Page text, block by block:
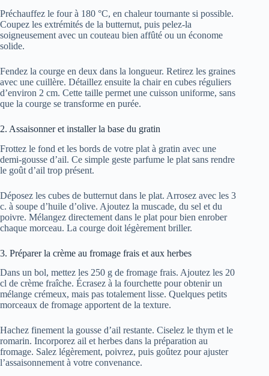
Préchauffez le four à 180 °C, en chaleur tournante si possible.
Coupez les extrémités de la butternut, puis pelez-la
soigneusement avec un couteau bien affûté ou un économe
solide.
Fendez la courge en deux dans la longueur. Retirez les graines
avec une cuillère. Détaillez ensuite la chair en cubes réguliers
d’environ 2 cm. Cette taille permet une cuisson uniforme, sans
que la courge se transforme en purée.
2. Assaisonner et installer la base du gratin
Frottez le fond et les bords de votre plat à gratin avec une
demi-gousse d’ail. Ce simple geste parfume le plat sans rendre
le goût d’ail trop présent.
Déposez les cubes de butternut dans le plat. Arrosez avec les 3
c. à soupe d’huile d’olive. Ajoutez la muscade, du sel et du
poivre. Mélangez directement dans le plat pour bien enrober
chaque morceau. La courge doit légèrement briller.
3. Préparer la crème au fromage frais et aux herbes
Dans un bol, mettez les 250 g de fromage frais. Ajoutez les 20
cl de crème fraîche. Écrasez à la fourchette pour obtenir un
mélange crémeux, mais pas totalement lisse. Quelques petits
morceaux de fromage apportent de la texture.
Hachez finement la gousse d’ail restante. Ciselez le thym et le
romarin. Incorporez ail et herbes dans la préparation au
fromage. Salez légèrement, poivrez, puis goûtez pour ajuster
l’assaisonnement à votre convenance.